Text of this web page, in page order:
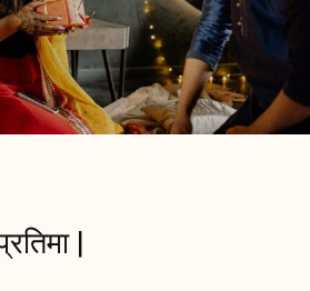
|